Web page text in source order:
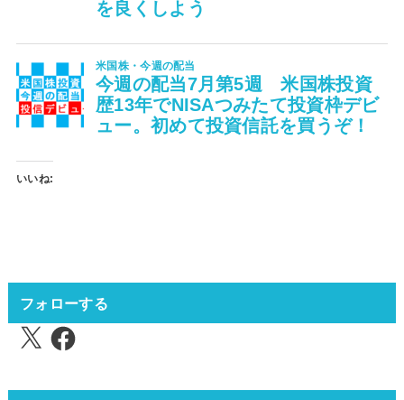
いいね:
フォローする
X Facebook